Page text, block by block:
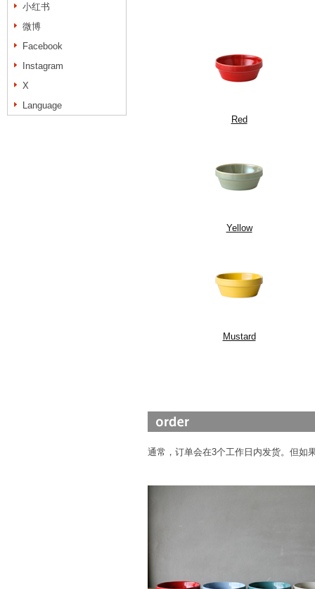
小红书
微博
Facebook
Instagram
X
Language
Red
Yellow
Mustard
通常，订单会在3个工作日内发货。但如